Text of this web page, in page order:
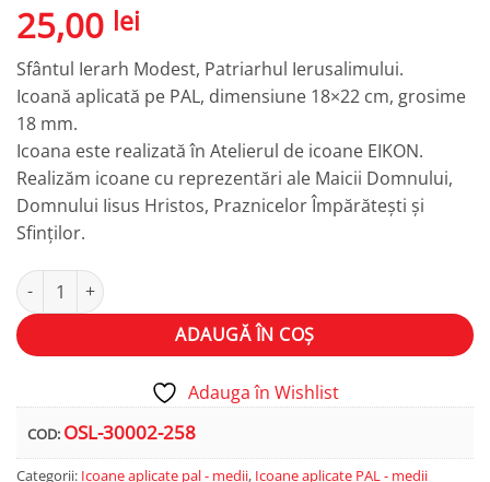
25,00 lei
Sfântul Ierarh Modest, Patriarhul Ierusalimului.
Icoană aplicată pe PAL, dimensiune 18×22 cm, grosime
18 mm.
Icoana este realizată în Atelierul de icoane EIKON.
Realizăm icoane cu reprezentări ale Maicii Domnului,
Domnului Iisus Hristos, Praznicelor Împărătești și
Sfinților.
Cantitate Sfântul Ierarh Modest, Patriarhul Ierusalimului
ADAUGĂ ÎN COȘ
Alternative:
Adauga în Wishlist
COD: OSL-30002-258
Categorii: Icoane aplicate pal - medii, Icoane aplicate PAL - medii